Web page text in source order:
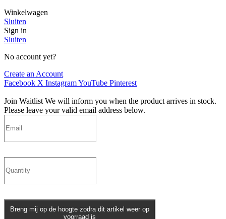
Winkelwagen
Sluiten
Sign in
Sluiten
No account yet?
Create an Account
Facebook X InstagramYouTube Pinterest
Join Waitlist We will inform you when the product arrives in stock.
Please leave your valid email address below.
Breng mij op de hoogte zodra dit artikel weer op
voorraad is